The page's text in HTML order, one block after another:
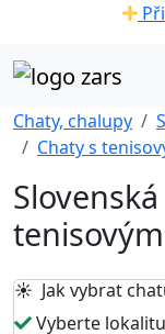
Chaty, chalupy
Chaty s
☀️ Jak vybrat
Vyberte